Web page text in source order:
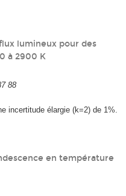
lumineux pour des
à 2900 K
88
incertitude élargie (k=2) de 1%.
en température